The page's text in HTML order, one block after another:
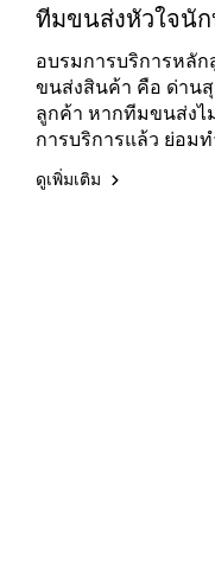
ทีมขนส่งหัวใจนัก
อบรมการบริการหลั
ขนส่งสินค้า คือ ด่าน
ลูกค้า หากทีมขนส่ง
การบริการแล้ว ย่อม
บริการในอนาคต
ดูเพิ่มเติม